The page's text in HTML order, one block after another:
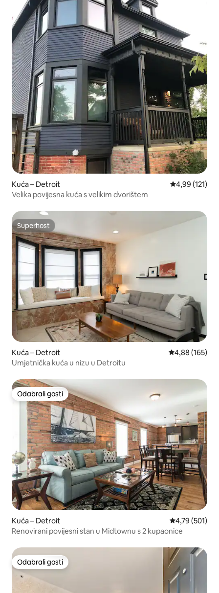
Kuća – Detroit Prosječna
4,99 (121)
Velika povijesna kuća s velikim dvorištem
Superhost
Superhost
Kuća – Detroit Prosječna
4,88 (165)
Umjetnička kuća u nizu u Detroitu
Odabrali gosti
Odabrali gosti
Kuća – Detroit Prosječna
4,79 (501)
Renovirani povijesni stan u Midtownu s 2 kupaonice
Odabrali gosti
Odabrali gosti